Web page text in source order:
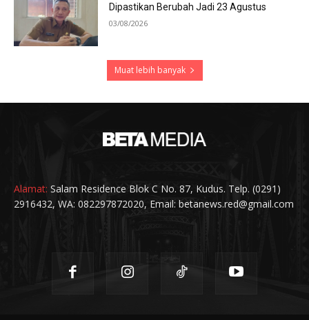
Dipastikan Berubah Jadi 23 Agustus
03/08/2026
Muat lebih banyak
Alamat: Salam Residence Blok C No. 87, Kudus. Telp. (0291)
2916432, WA: 082297872020, Email: betanews.red@gmail.com